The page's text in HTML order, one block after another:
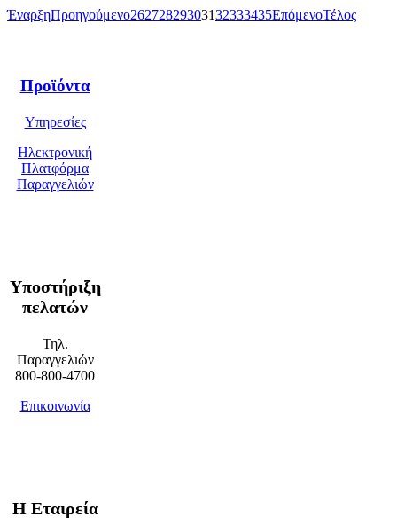
ΈναρξηΠροηγούμενο26272829303132333435ΕπόμενοΤέλος
Προϊόντα
Υπηρεσίες
Ηλεκτρονική
Πλατφόρμα
Παραγγελιών
Υποστήριξη
πελατών
Τηλ.
Παραγγελιών
800-800-4700
Επικοινωνία
Η Εταιρεία